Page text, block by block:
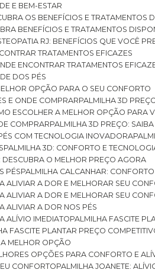
E BEM-ESTAR
OS BENEFÍCIOS E TRATAMENTOS
BENEFÍCIOS E TRATAMENTOS
RJ: BENEFÍCIOS QUE VOCÊ
TRATAMENTOS EFICAZES
ENCONTRAR TRATAMENTOS
DOS PÉS
OPÇÃO PARA O SEU CONFORTO
E ONDE COMPRAR
PALMILHA 3D
ESCOLHER A MELHOR OPÇÃO PARA
COMPRAR
PALMILHA 3D PREÇO:
COM TECNOLOGIA INOVADORA
PALMILHA 3D: CONFORTO E
DESCUBRA O MELHOR PREÇO AGORA
PÉS
PALMILHA CALCANHAR:
ALIVIAR A DOR E MELHORAR SEU
ALIVIAR A DOR E MELHORAR SEU
ALIVIAR A DOR NOS PÉS
ALÍVIO IMEDIATO
PALMILHA FASCITE
FASCITE PLANTAR PREÇO
A MELHOR OPÇÃO
OPÇÕES PARA CONFORTO E
CONFORTO
PALMILHA JOANETE: